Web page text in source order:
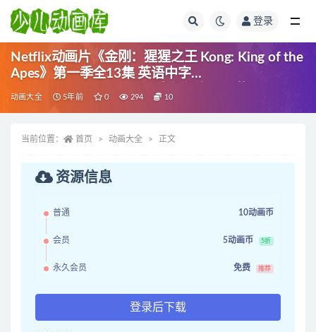
登录
Netflix动画片《金刚：猩猩之王 Kong: King of the
Apes》第一季全13集 英语中字
1080P/MP4/9.14G 动画片猩猩之王下载
动画大全 5年前 0 294 10
当前位置： 首页 动画大全 正文
资源信息
普通 10动画币
会员 5动画币 5折
永久会员 免费 推荐
登录后下载